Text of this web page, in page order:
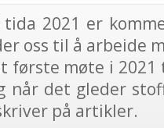
2021 er
oss til å arbeide
første møte i
når det gleder
på artikler.